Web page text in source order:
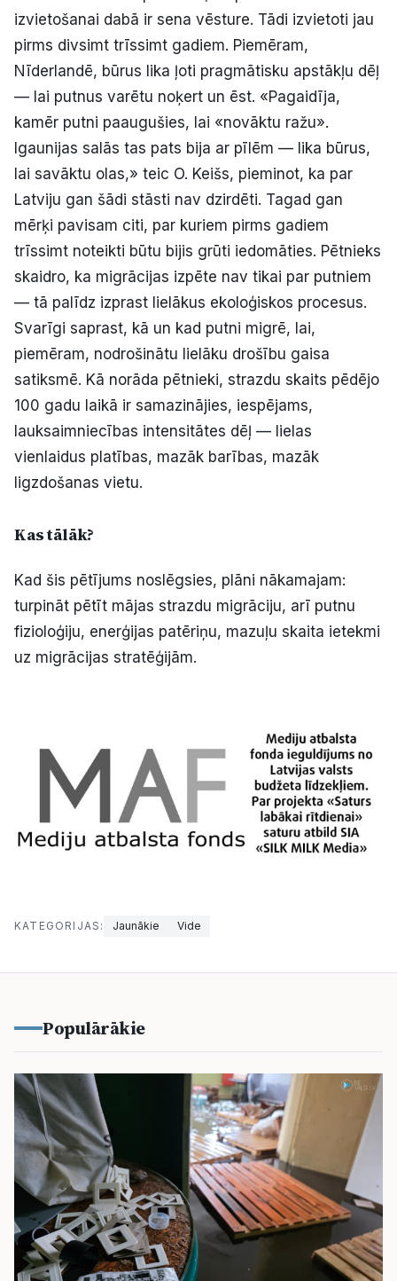
izvietošanai dabā ir sena vēsture. Tādi izvietoti jau
pirms divsimt trīssimt gadiem. Piemēram,
Nīderlandē, būrus lika ļoti pragmātisku apstākļu dēļ
— lai putnus varētu noķert un ēst. «Pagaidīja,
kamēr putni paaugušies, lai «novāktu ražu».
Igaunijas salās tas pats bija ar pīlēm — lika būrus,
lai savāktu olas,» teic O. Keišs, pieminot, ka par
Latviju gan šādi stāsti nav dzirdēti. Tagad gan
mērķi pavisam citi, par kuriem pirms gadiem
trīssimt noteikti būtu bijis grūti iedomāties. Pētnieks
skaidro, ka migrācijas izpēte nav tikai par putniem
— tā palīdz izprast lielākus ekoloģiskos procesus.
Svarīgi saprast, kā un kad putni migrē, lai,
piemēram, nodrošinātu lielāku drošību gaisa
satiksmē. Kā norāda pētnieki, strazdu skaits pēdējo
100 gadu laikā ir samazinājies, iespējams,
lauksaimniecības intensitātes dēļ — lielas
vienlaidus platības, mazāk barības, mazāk
ligzdošanas vietu.
Kas tālāk?
Kad šis pētījums noslēgsies, plāni nākamajam:
turpināt pētīt mājas strazdu migrāciju, arī putnu
fizioloģiju, enerģijas patēriņu, mazuļu skaita ietekmi
uz migrācijas stratēģijām.
KATEGORIJAS: Jaunākie Vide
Populārākie